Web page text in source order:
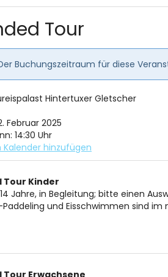
Tour
Buchungszeitraum für diese
Hintertuxer Gletscher
Februar 2025
14:30 Uhr
Kalender hinzufügen
Tour Kinder
Jahre, in Begleitung; bitte einen
und Eisschwimmen sind